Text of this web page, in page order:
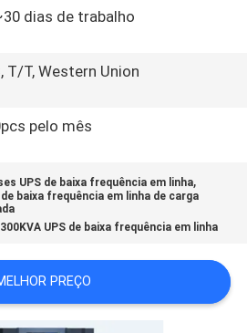
dias de trabalho
T/T, Western Union
pelo mês
UPS de baixa frequência em linha,
de baixa frequência em linha de carga
UPS de baixa frequência em linha
PREÇO